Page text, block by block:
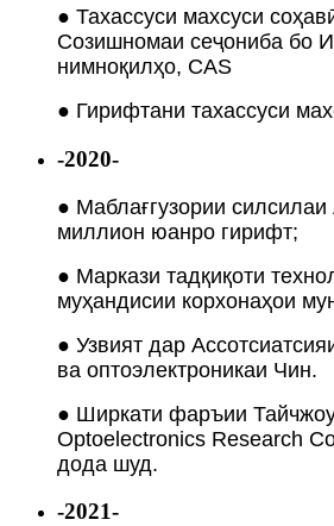
● Тахассуси махсуси
Созишномаи сеҷониба бо
нимноқилҳо, CAS
● Гирифтани тахассуси
-2020-
● Маблағгузории
миллион юанро гирифт;
● Маркази тадқиқоти
муҳандисии корхонаҳои
● Узвият дар
ва оптоэлектроникаи Чин.
● Ширкати фаръии
Optoelectronics Research
дода шуд.
-2021-